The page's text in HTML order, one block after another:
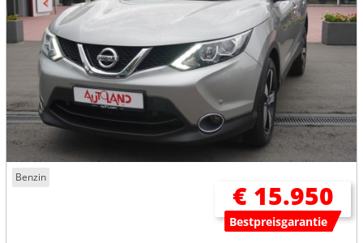
Benzin
€ 15.950
Bestpreisgarantie